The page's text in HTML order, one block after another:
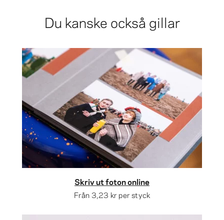
Du kanske också gillar
Skriv ut foton online
Från 3,23 kr per styck